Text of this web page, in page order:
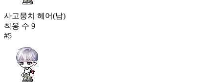
사고뭉치 헤어(남)
착용 수 9
#5